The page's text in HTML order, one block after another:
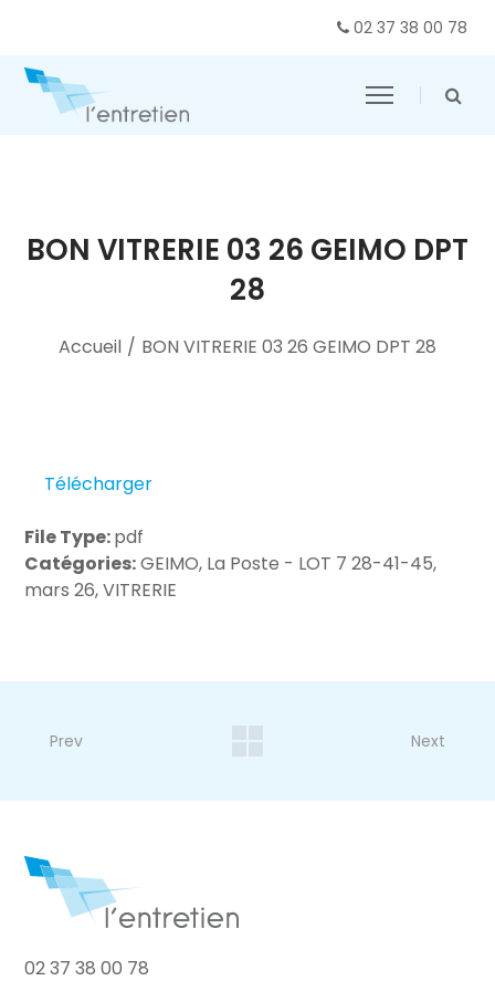
02 37 38 00 78
BON VITRERIE 03 26 GEIMO DPT
28
Accueil / BON VITRERIE 03 26 GEIMO DPT 28
Télécharger
File Type:pdf
Catégories:GEIMO, La Poste - LOT 7 28-41-45,
mars 26, VITRERIE
Prev Next
02 37 38 00 78